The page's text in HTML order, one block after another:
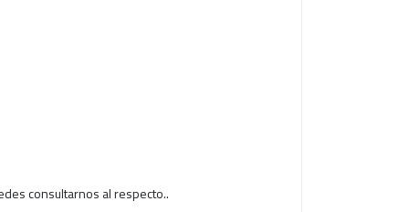
consultarnos al respecto..